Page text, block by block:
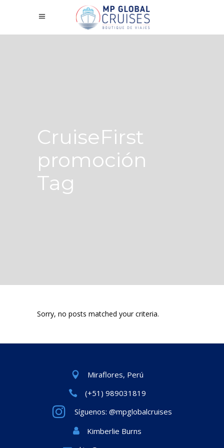
CruiseFirst
promoción
Tag
Sorry, no posts matched your criteria.
Miraflores, Perú
(+51) 989031819
Síguenos: @mpglobalcruises
Kimberlie Burns